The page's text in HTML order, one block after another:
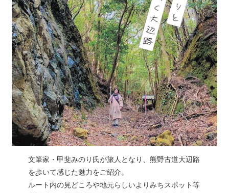
文筆家・甲斐みのり氏が旅人となり、熊野古道大辺路
を歩いて感じた魅力をご紹介。
ルート内の見どころや地元らしいよりみちスポット等